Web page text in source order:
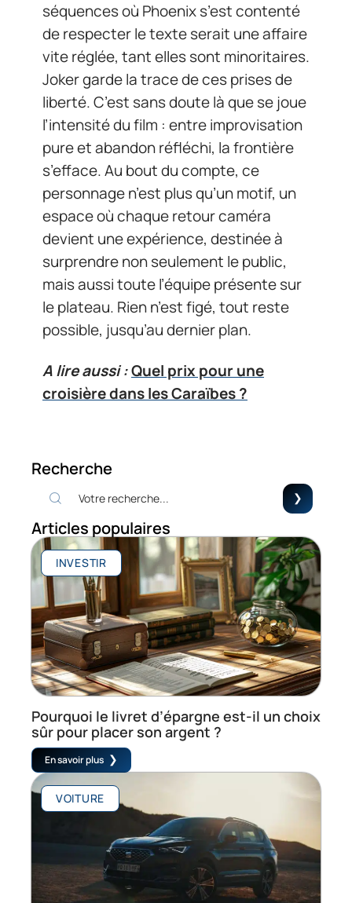
séquences où Phoenix s’est contenté
de respecter le texte serait une affaire
vite réglée, tant elles sont minoritaires.
Joker garde la trace de ces prises de
liberté. C’est sans doute là que se joue
l’intensité du film : entre improvisation
pure et abandon réfléchi, la frontière
s’efface. Au bout du compte, ce
personnage n’est plus qu’un motif, un
espace où chaque retour caméra
devient une expérience, destinée à
surprendre non seulement le public,
mais aussi toute l’équipe présente sur
le plateau. Rien n’est figé, tout reste
possible, jusqu’au dernier plan.
A lire aussi :Quel prix pour une
croisière dans les Caraïbes ?
Recherche
Articles populaires
INVESTIR
Pourquoi le livret d’épargne est-il un choix
sûr pour placer son argent ?
En savoir plus
VOITURE